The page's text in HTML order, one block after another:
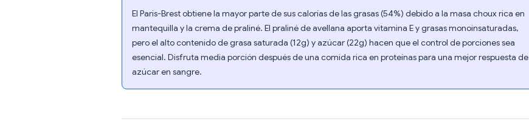
El Paris-Brest obtiene la mayor parte de sus calorías de las grasas (54%) debido a la masa choux rica en
mantequilla y la crema de praliné. El praliné de avellana aporta vitamina E y grasas monoinsaturadas,
pero el alto contenido de grasa saturada (12g) y azúcar (22g) hacen que el control de porciones sea
esencial. Disfruta media porción después de una comida rica en proteínas para una mejor respuesta de
azúcar en sangre.